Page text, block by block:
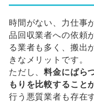
時間がない、力仕事
品回収業者への依頼
る業者も多く、搬出
きなメリットです。
ただし、料金にばら
もりを比較すること
行う悪質業者も存在